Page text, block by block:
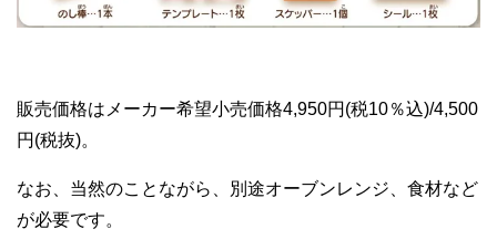
販売価格はメーカー希望小売価格4,950円(税10％込)/4,500
円(税抜)。
なお、当然のことながら、別途オーブンレンジ、食材など
が必要です。